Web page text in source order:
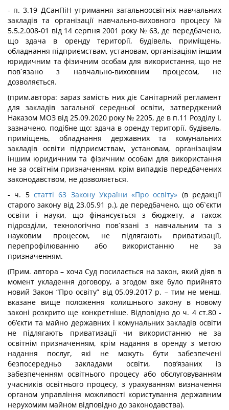
- п. 3.19 ДСанПіН утримання загальноосвітніх навчальних
закладів та організації навчально-виховного процесу №
5.5.2.008-01 від 14 серпня 2001 року № 63, де передбачено,
що здача в оренду території, будівель, приміщень,
обладнання підприємствам, установам, організаціям іншим
юридичним та фізичним особам для використання, що не
пов`язано з навчально-виховним процесом, не
дозволяється.
(прим.автора: зараз замість них діє Санітарний регламент
для закладів загальної середньої освіти, затверджений
Наказом МОЗ від 25.09.2020 року № 2205, де в п.11 Розділу І,
зазначено, подібне що: здача в оренду території, будівель,
приміщень, обладнання державних та комунальних
закладів освіти підприємствам, установам, організаціям
іншим юридичним та фізичним особам для використання
не за освітнім призначенням, крім випадків передбачених
законодавством, не дозволяється.
- ч. 5 статті 63 Закону України «Про освіту» (в редакції
старого закону від 23.05.91 р.), де передбачено, що об`єкти
освіти і науки, що фінансується з бюджету, а також
підрозділи, технологічно пов`язані з навчальним та з
науковим процесом, не підлягають приватизації,
перепрофілюванню або використанню не за
призначенням.
(Прим. автора – хоча Суд посилається на закон, який діяв в
момент укладення договору, а згодом вже було прийнято
новий Закон “Про освіту” від 05.09.2017 р. – тим не менш,
вказане вище положення колишнього закону в новому
законі розкрито ще конкретніше. Відповідно до ч. 4 ст.80 -
об’єкти та майно державних і комунальних закладів освіти
не підлягають приватизації чи використанню не за
освітнім призначенням, крім надання в оренду з метою
надання послуг, які не можуть бути забезпечені
безпосередньо закладами освіти, пов’язаних із
забезпеченням освітнього процесу або обслуговуванням
учасників освітнього процесу, з урахуванням визначення
органом управління можливості користування державним
нерухомим майном відповідно до законодавства).